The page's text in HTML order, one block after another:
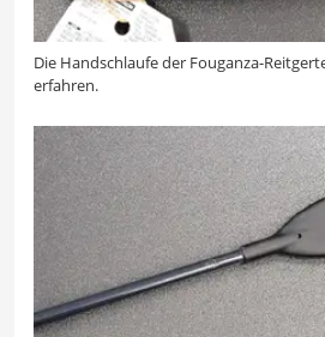
Die Handschlaufe der Fouganza-
erfahren.